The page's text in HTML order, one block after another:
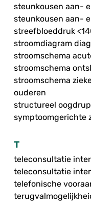
steunkousen aan-
steunkousen aan-
streefbloeddruk
stroomdiagram
stroomschema
stroomschema
stroomschema
ouderen
structureel
symptoomgerichte
T
teleconsultatie
teleconsultatie
telefonische